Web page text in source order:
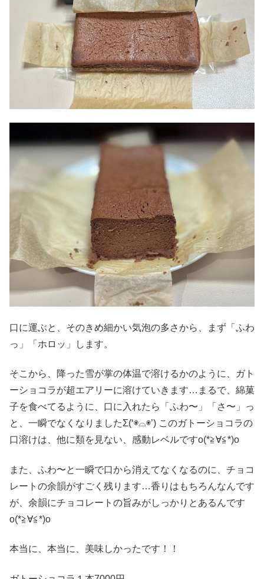
口に運ぶと、そのきめ細かい気泡の多さから、まず「ふわ
っ」「ホロッ」します。
そこから、降った雪が掌の体温で溶けるかのように、ガト
ーショコラが超エアリーに溶けていきます…まるで、綿菓
子を食べてるように、口に入れたら「ふわ〜」「さ〜」っ
と、一瞬でなくなりましたΣ(‘◉⌓◉’) このガトーショコラの
口溶けは、他に類を見ない、感動レベルですo(*≧∀≦*)o
また、ふわ〜と一瞬で口から消えてなくなるのに、チョコ
レートの余韻がすごく残ります…香りはもちろんなんです
が、余韻にチョコレートの旨みがしっかりとあるんです
o(*≧∀≦*)o
本当に、本当に、美味しかったです！！